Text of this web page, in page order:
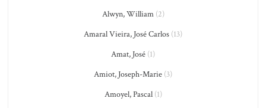
Alwyn, William(2)
Amaral Vieira, José Carlos (13)
Amat, José (1)
Amiot, Joseph-Marie (3)
Amoyel, Pascal(1)